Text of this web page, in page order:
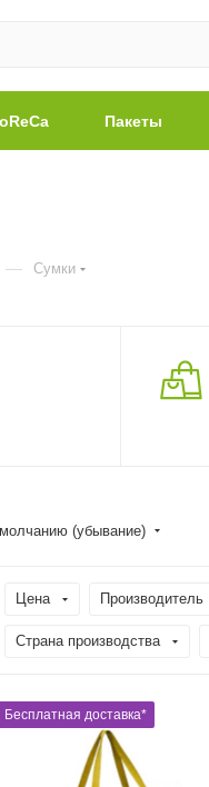
Пакеты
— Сумки
(убывание)
Цена Производитель
Страна производства
Бесплатная доставка*